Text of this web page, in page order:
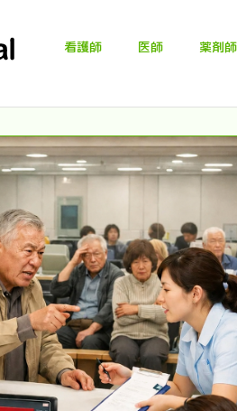
看護師 医師 薬剤師